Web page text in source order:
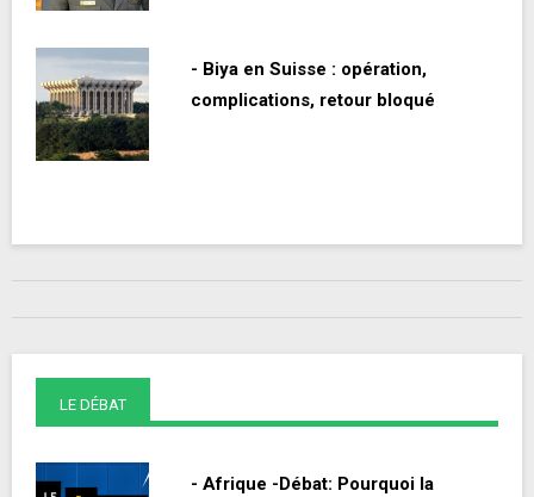
- Biya en Suisse : opération,
complications, retour bloqué
LE DÉBAT
- Afrique -Débat: Pourquoi la